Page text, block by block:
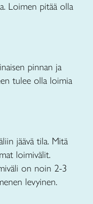
Loimen pitää olla
pinnan ja
tulee olla loimia
jäävä tila. Mitä
loimivälit.
on noin 2-3
levyinen.